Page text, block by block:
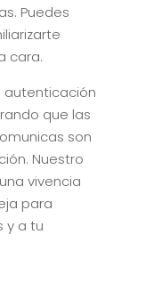
Puedes
cara.
que las
son
Nuestro
vivencia
para
y a tu